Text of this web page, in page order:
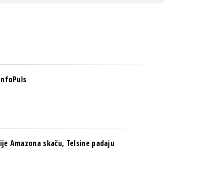
Amazona skaču, Telsine padaju